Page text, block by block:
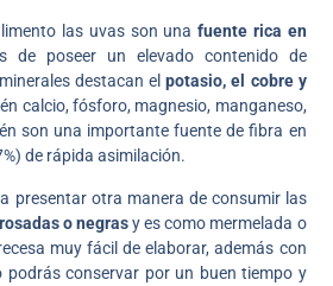
las uvas son unafuente rica en
de poseer un elevado contenido de
destacan el potasio, el cobre y
calcio, fósforo, magnesio, manganeso,
son una importante fuente de fibra en
de rápida asimilación.
presentar otra manera de consumir las
o negrasy es como mermelada o
muy fácil de elaborar, además con
podrás conservar por un buen tiempo y